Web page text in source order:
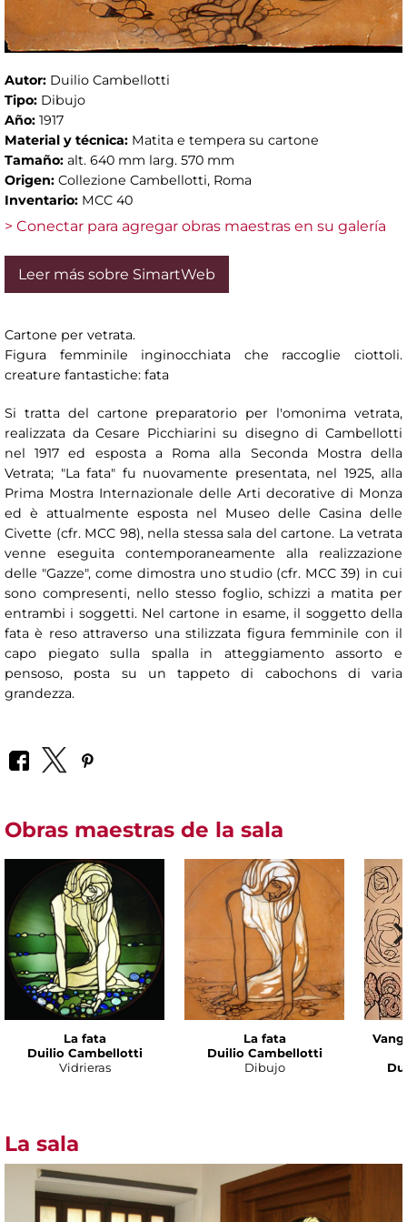
Autor: Duilio Cambellotti
Tipo: Dibujo
Año: 1917
Material y técnica: Matita e tempera su cartone
Tamaño: alt. 640 mm larg. 570 mm
Origen: Collezione Cambellotti, Roma
Inventario: MCC 40
> Conectar para agregar obras maestras en su galería
Leer más sobre SimartWeb
Cartone per vetrata.
Figura femminile inginocchiata che raccoglie ciottoli.
creature fantastiche: fata
Si tratta del cartone preparatorio per l'omonima vetrata,
realizzata da Cesare Picchiarini su disegno di Cambellotti
nel 1917 ed esposta a Roma alla Seconda Mostra della
Vetrata; "La fata" fu nuovamente presentata, nel 1925, alla
Prima Mostra Internazionale delle Arti decorative di Monza
ed è attualmente esposta nel Museo delle Casina delle
Civette (cfr. MCC 98), nella stessa sala del cartone. La vetrata
venne eseguita contemporaneamente alla realizzazione
delle "Gazze", come dimostra uno studio (cfr. MCC 39) in cui
sono compresenti, nello stesso foglio, schizzi a matita per
entrambi i soggetti. Nel cartone in esame, il soggetto della
fata è reso attraverso una stilizzata figura femminile con il
capo piegato sulla spalla in atteggiamento assorto e
pensoso, posta su un tappeto di cabochons di varia
grandezza.
Obras maestras de la sala
La fata
Duilio Cambellotti
Vidrieras
La fata
Duilio Cambellotti
Dibujo
La sala